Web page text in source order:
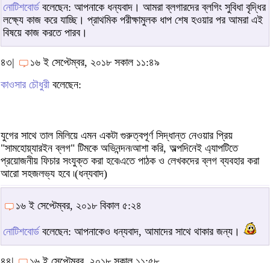
নোটিশবোর্ডবলেছেন: আপনাকে ধন্যবাদ। আমরা ব্লগারদের ব্লগিং সুবিধা বৃদ্ধির
লক্ষ্যে কাজ করে যাচ্ছি। প্রাথমিক পরীক্ষামুলক ধাপ শেষ হওয়ার পর আমরা এই
বিষয়ে কাজ করতে পারব।
৪৩|
১৬ ই সেপ্টেম্বর, ২০১৮ সকাল ১১:৪৯
কাওসার চৌধুরীবলেছেন:
যুগের সাথে তাল মিলিয়ে এমন একটা গুরুত্বপূর্ণ সিদ্ধান্ত নেওয়ার প্রিয়
"সামহোয়্যারইন ব্লগ" টিমকে অভিনন্দন৷আশা করি, অল্পদিনেই এ্যাপটিতে
প্রয়োজনীয় ফিচার সংযুক্ত করা হবে৷এতে পাঠক ও লেখকদের ব্লগ ব্যবহার করা
আরো সহজলভ্য হবে ৷(ধন্যবাদ)
১৬ ই সেপ্টেম্বর, ২০১৮ বিকাল ৫:২৪
নোটিশবোর্ডবলেছেন: আপনাকেও ধন্যবাদ, আমাদের সাথে থাকার জন্য।